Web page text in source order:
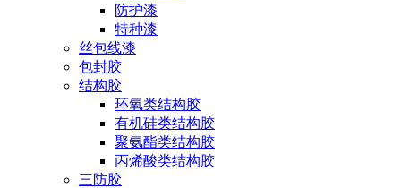
防护漆
特种漆
丝包线漆
包封胶
结构胶
环氧类结构胶
有机硅类结构胶
聚氨酯类结构胶
丙烯酸类结构胶
三防胶